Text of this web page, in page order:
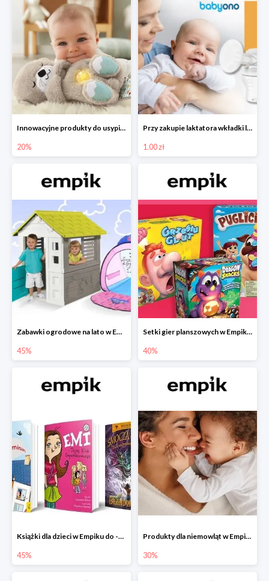
Innowacyjne produkty do usypiania w Empiku -20%
20%
Przy zakupie laktatora wkładki laktacyjne za 1 zł!
1.00 zł
Zabawki ogrodowe na lato w Empiku do -45%
45%
Setki gier planszowych w Empiku do -40%
40%
Książki dla dzieci w Empiku do -45%
45%
Produkty dla niemowląt w Empiku do -30%
30%